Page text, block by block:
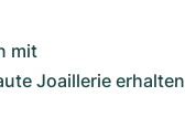
mit
Joaillerie erhalten